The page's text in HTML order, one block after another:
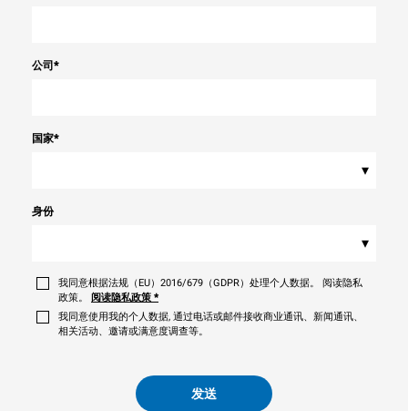
公司*
国家*
▾
身份
▾
我同意根据法规（EU）2016/679（GDPR）处理个人数据。 阅读隐私
政策。
阅读隐私政策 *
我同意使用我的个人数据, 通过电话或邮件接收商业通讯、新闻通讯、
相关活动、邀请或满意度调查等。
发送